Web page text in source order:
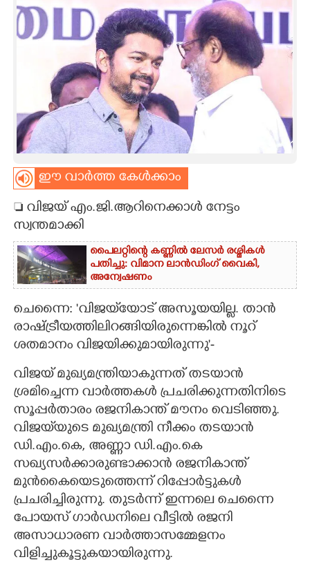
LIFESTYLE
ART
ASTRO
CARTOONS
LITERATURE
ZOOM
CONTACT US
ഈ വാർത്ത കേൾക്കാം
 വിജയ്‌ എം.ജി.ആറിനെക്കാൾ നേട്ടം
സ്വന്തമാക്കി
പൈലറ്റിന്റെ കണ്ണിൽ ലേസർ രശ്മികൾ
പതിച്ചു: വിമാന ലാൻഡിംഗ് വൈകി,
അന്വേഷണം
ചെന്നൈ: 'വിജയ്‌യോട് അസൂയയില്ല. താൻ
രാഷ്ട്രീയത്തിലിറങ്ങിയിരുന്നെങ്കിൽ നൂറ്
ശതമാനം വിജയിക്കുമായിരുന്നു"-
വിജയ് മുഖ്യമന്ത്രിയാകുന്നത് തടയാൻ
ശ്രമിച്ചെന്ന വാർത്തകൾ പ്രചരിക്കുന്നതിനിടെ
സൂപ്പർതാരം രജനികാന്ത് മൗനം വെടിഞ്ഞു.
വിജയ്‌യുടെ മുഖ്യമന്ത്രി നീക്കം തടയാൻ
ഡി.എം.കെ,​ അണ്ണാ ഡി.എം.കെ
സഖ്യസർക്കാരുണ്ടാക്കാൻ രജനികാന്ത്
മുൻകൈയെടുത്തെന്ന് റിപ്പോർട്ടുകൾ
പ്രചരിച്ചിരുന്നു. തുടർന്ന് ഇന്നലെ ചെന്നൈ
പോയസ് ഗാർഡനിലെ വീട്ടിൽ രജനി
അസാധാരണ വാർത്താസമ്മേളനം
വിളിച്ചുകൂട്ടുകയായിരുന്നു.